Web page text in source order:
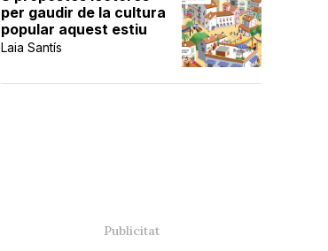
per gaudir de la cultura
popular aquest estiu
Laia Santís